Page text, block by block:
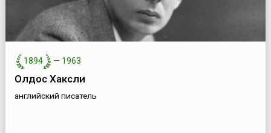
1894 — 1963
Олдос Хаксли
английский писатель